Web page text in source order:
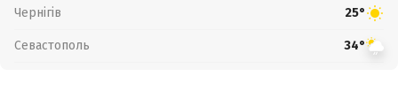
Чернігів 25°
Севастополь 34°